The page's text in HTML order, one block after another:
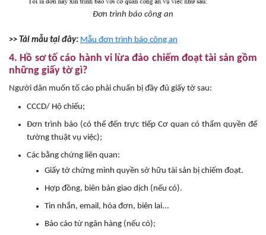
Đơn trình báo công an
>> Tải mẫu tại đây: Mẫu đơn trình báo công an
4. Hồ sơ tố cáo hành vi lừa đảo chiếm đoạt tài sản gồm
những giấy tờ gì?
Người dân muốn tố cáo phải chuẩn bị đầy đủ giấy tờ sau:
CCCD/ Hộ chiếu;
Đơn trình báo (có thể đến trực tiếp Cơ quan có thẩm quyền để
tường thuật vụ việc);
Các bằng chứng liên quan:
Giấy tờ chứng minh quyền sở hữu tài sản bị chiếm đoạt.
Hợp đồng, biên bản giao dịch (nếu có).
Tin nhắn, email, hóa đơn, biên lai...
Báo cáo từ ngân hàng (nếu có);